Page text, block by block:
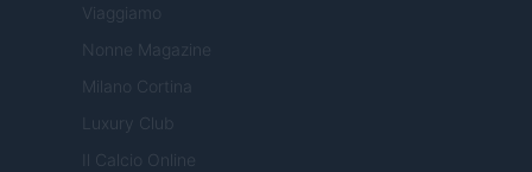
Viaggiamo
Nonne Magazine
Milano Cortina
Luxury Club
Il Calcio Online